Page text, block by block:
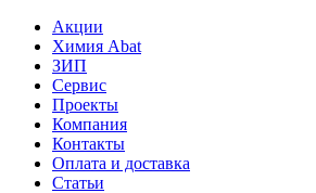
Акции
Химия Abat
ЗИП
Сервис
Проекты
Компания
Контакты
Оплата и доставка
Статьи